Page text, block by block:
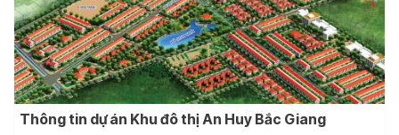
Thông tin dự án Khu đô thị An Huy Bắc Giang